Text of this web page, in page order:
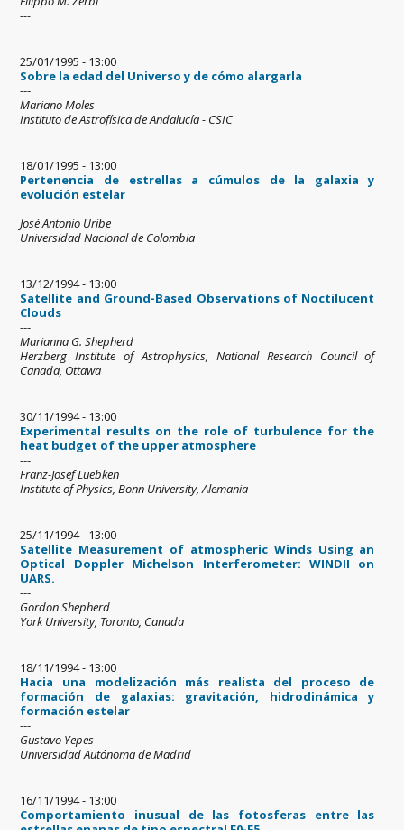
---
25/01/1995 - 13:00
Sobre la edad del Universo y de cómo alargarla
---
Mariano Moles
Instituto de Astrofísica de Andalucía - CSIC
18/01/1995 - 13:00
Pertenencia de estrellas a cúmulos de la galaxia y
evolución estelar
---
José Antonio Uribe
Universidad Nacional de Colombia
13/12/1994 - 13:00
Satellite and Ground-Based Observations of Noctilucent
Clouds
---
Marianna G. Shepherd
Herzberg Institute of Astrophysics, National Research Council of
Canada, Ottawa
30/11/1994 - 13:00
Experimental results on the role of turbulence for the
heat budget of the upper atmosphere
---
Franz-Josef Luebken
Institute of Physics, Bonn University, Alemania
25/11/1994 - 13:00
Satellite Measurement of atmospheric Winds Using an
Optical Doppler Michelson Interferometer: WINDII on
UARS.
---
Gordon Shepherd
York University, Toronto, Canada
18/11/1994 - 13:00
Hacia una modelización más realista del proceso de
formación de galaxias: gravitación, hidrodinámica y
formación estelar
---
Gustavo Yepes
Universidad Autónoma de Madrid
16/11/1994 - 13:00
Comportamiento inusual de las fotosferas entre las